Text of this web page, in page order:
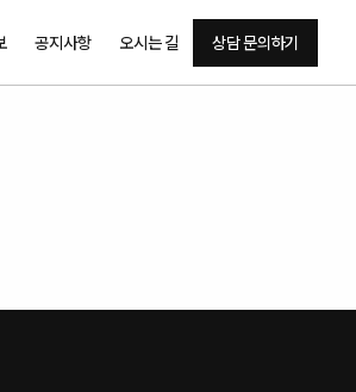
공지사항 오시는 길 상담 문의하기